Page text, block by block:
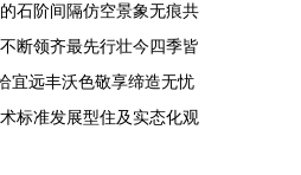
石阶间隔仿空景象无痕共
断领齐最先行壮今四季皆
宜远丰沃色敬享缔造无忧
标准发展型住及实态化观